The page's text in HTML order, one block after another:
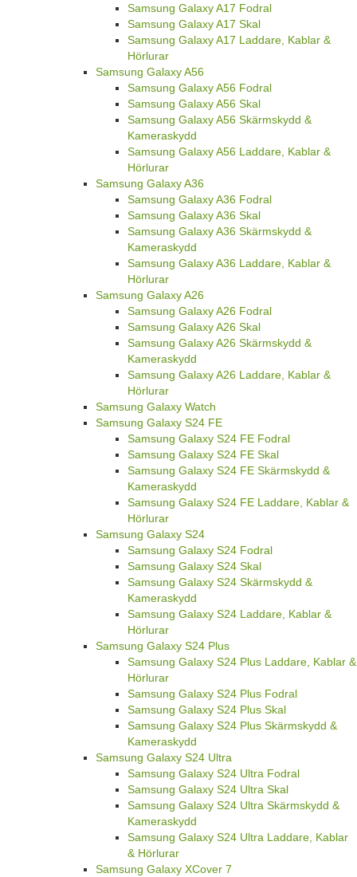
Samsung Galaxy A17 Fodral
Samsung Galaxy A17 Skal
Samsung Galaxy A17 Laddare, Kablar &
Hörlurar
Samsung Galaxy A56
Samsung Galaxy A56 Fodral
Samsung Galaxy A56 Skal
Samsung Galaxy A56 Skärmskydd &
Kameraskydd
Samsung Galaxy A56 Laddare, Kablar &
Hörlurar
Samsung Galaxy A36
Samsung Galaxy A36 Fodral
Samsung Galaxy A36 Skal
Samsung Galaxy A36 Skärmskydd &
Kameraskydd
Samsung Galaxy A36 Laddare, Kablar &
Hörlurar
Samsung Galaxy A26
Samsung Galaxy A26 Fodral
Samsung Galaxy A26 Skal
Samsung Galaxy A26 Skärmskydd &
Kameraskydd
Samsung Galaxy A26 Laddare, Kablar &
Hörlurar
Samsung Galaxy Watch
Samsung Galaxy S24 FE
Samsung Galaxy S24 FE Fodral
Samsung Galaxy S24 FE Skal
Samsung Galaxy S24 FE Skärmskydd &
Kameraskydd
Samsung Galaxy S24 FE Laddare, Kablar &
Hörlurar
Samsung Galaxy S24
Samsung Galaxy S24 Fodral
Samsung Galaxy S24 Skal
Samsung Galaxy S24 Skärmskydd &
Kameraskydd
Samsung Galaxy S24 Laddare, Kablar &
Hörlurar
Samsung Galaxy S24 Plus
Samsung Galaxy S24 Plus Laddare, Kablar &
Hörlurar
Samsung Galaxy S24 Plus Fodral
Samsung Galaxy S24 Plus Skal
Samsung Galaxy S24 Plus Skärmskydd &
Kameraskydd
Samsung Galaxy S24 Ultra
Samsung Galaxy S24 Ultra Fodral
Samsung Galaxy S24 Ultra Skal
Samsung Galaxy S24 Ultra Skärmskydd &
Kameraskydd
Samsung Galaxy S24 Ultra Laddare, Kablar
& Hörlurar
Samsung Galaxy XCover 7